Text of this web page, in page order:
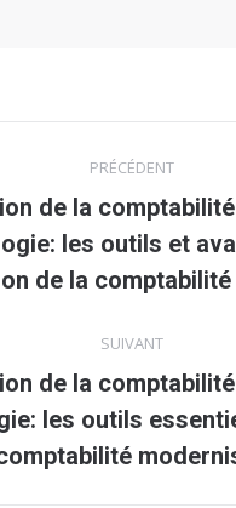
PRÉCÉDENT
Article
précédent
de la
les outils et
de la
SUIVANT
Article
suivant
de la
les outils